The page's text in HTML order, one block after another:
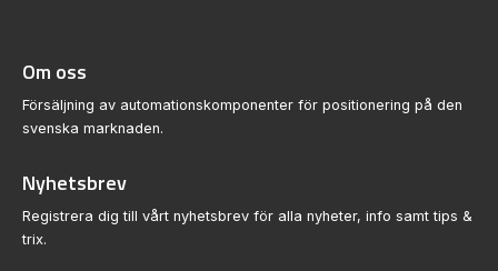
Om oss
Försäljning av automationskomponenter för positionering på den
svenska marknaden.
Nyhetsbrev
Registrera dig till vårt nyhetsbrev för alla nyheter, info samt tips &
trix.